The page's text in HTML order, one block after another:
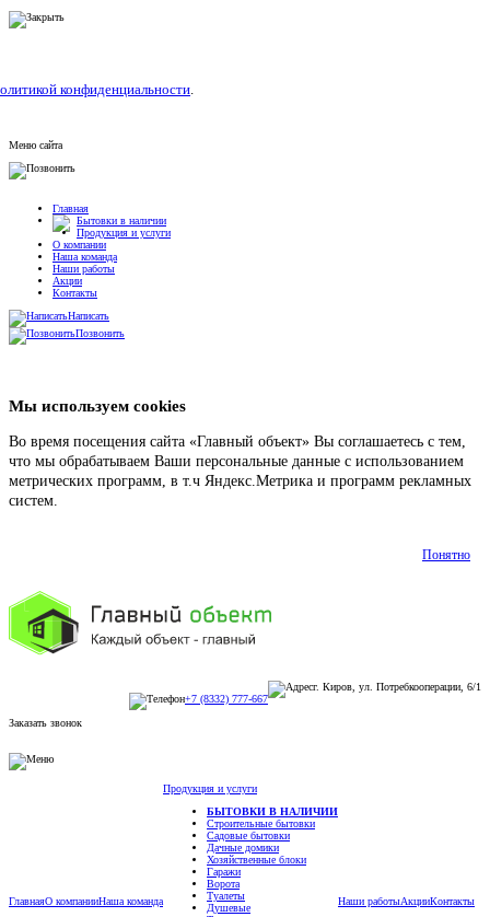
конфиденциальности.
Меню сайта
Главная
Бытовки в наличии
Продукция и услуги
О компании
Наша команда
Наши работы
Акции
Контакты
Написать
Позвонить
Мы используем cookies
Во время посещения сайта «Главный объект» Вы соглашаетесь с тем,
что мы обрабатываем Ваши персональные данные с использованием
метрических программ, в т.ч Яндекс.Метрика и программ рекламных
систем.
Понятно
г. Киров, ул. Потребкооперации, 6/1
+7 (8332) 777-667
Заказать звонок
ГлавнаяО компанииНаша команда
Продукция и услуги
БЫТОВКИ В НАЛИЧИИ
Строительные бытовки
Садовые бытовки
Дачные домики
Хозяйственные блоки
Гаражи
Ворота
Туалеты
Душевые
Наши работыАкцииКонтакты